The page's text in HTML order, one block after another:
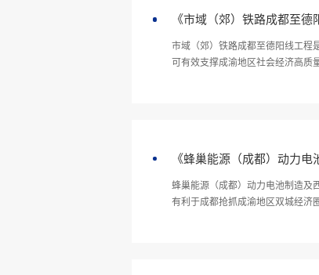
《市域（郊）铁路成都至德
市域（郊）铁路成都至德阳线工程
可有效支撑成渝地区社会经济高质
《蜂巢能源（成都）动力
蜂巢能源（成都）动力电池制造及
有利于成都抢抓成渝地区双城经济